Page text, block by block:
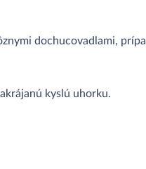
dochucovadlami,
kyslú uhorku.